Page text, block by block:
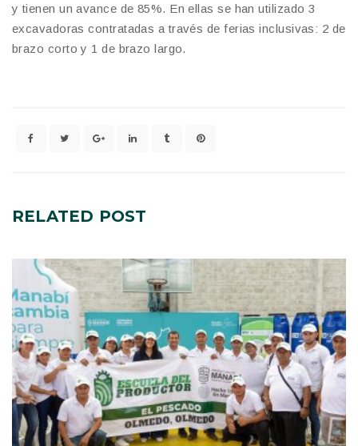
y tienen un avance de 85%. En ellas se han utilizado 3
excavadoras contratadas a través de ferias inclusivas: 2 de
brazo corto y 1 de brazo largo.
RELATED POST